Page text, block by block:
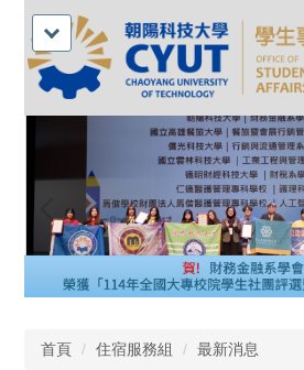
首頁 住宿服務組 最新消息